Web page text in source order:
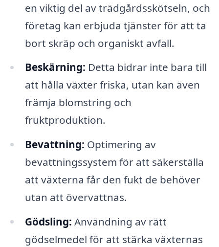
en viktig del av trädgårdsskötseln, och
företag kan erbjuda tjänster för att ta
bort skräp och organiskt avfall.
Beskärning: Detta bidrar inte bara till
att hålla växter friska, utan kan även
främja blomstring och
fruktproduktion.
Bevattning: Optimering av
bevattningssystem för att säkerställa
att växterna får den fukt de behöver
utan att övervattnas.
Gödsling: Användning av rätt
gödselmedel för att stärka växternas